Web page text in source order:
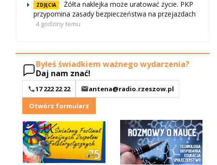
ZDJĘCIA
Żółta naklejka może uratować życie. PKP
przypomina zasady bezpieczeństwa na przejazdach
4 godziny temu
Byłeś świadkiem ważnego wydarzenia?
Daj nam znać!
17 222 22 22
antena@radio.rzeszow.pl
Otwórz formularz